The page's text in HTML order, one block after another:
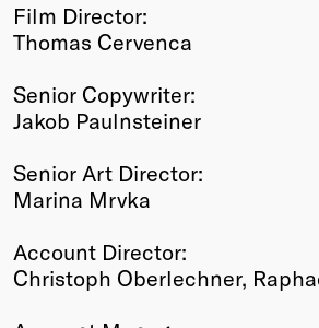
Film Director:
Thomas Cervenca
Senior Copywriter:
Jakob Paulnsteiner
Senior Art Director:
Marina Mrvka
Account Director:
Christoph Oberlechner,